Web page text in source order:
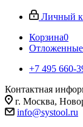
Личный
Корзина0
Отложенные
+7 495 660-
Контактная
г. Москва,
info@systool.ru